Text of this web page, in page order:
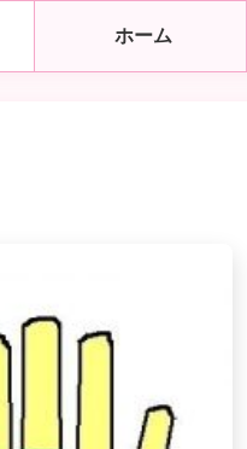
ホーム